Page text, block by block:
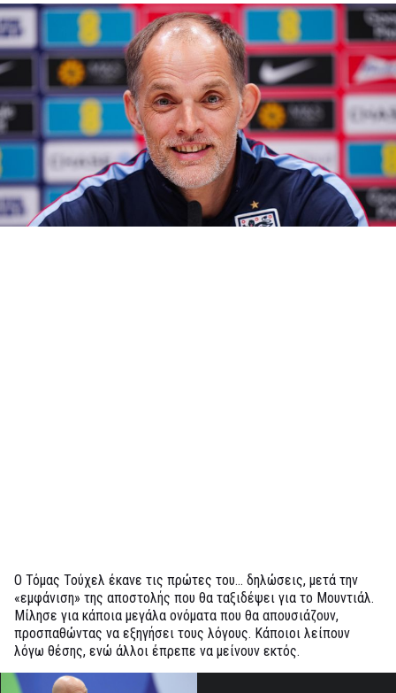
Ο Τόμας Τούχελ έκανε τις πρώτες του… δηλώσεις, μετά την
«εμφάνιση» της αποστολής που θα ταξιδέψει για το Μουντιάλ.
Μίλησε για κάποια μεγάλα ονόματα που θα απουσιάζουν,
προσπαθώντας να εξηγήσει τους λόγους. Κάποιοι λείπουν
λόγω θέσης, ενώ άλλοι έπρεπε να μείνουν εκτός.